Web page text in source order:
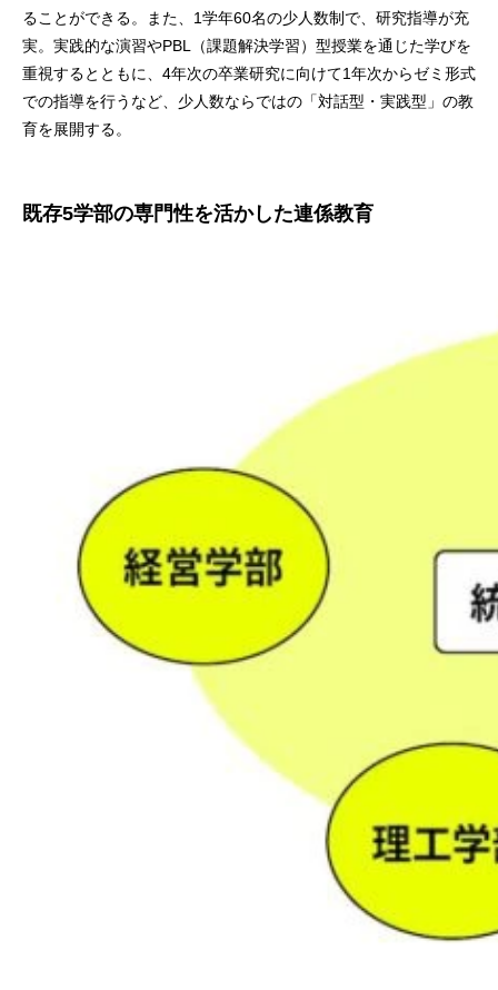
ることができる。また、1学年60名の少人数制で、研究指導が充
実。実践的な演習やPBL（課題解決学習）型授業を通じた学びを
重視するとともに、4年次の卒業研究に向けて1年次からゼミ形式
での指導を行うなど、少人数ならではの「対話型・実践型」の教
育を展開する。
既存5学部の専門性を活かした連係教育